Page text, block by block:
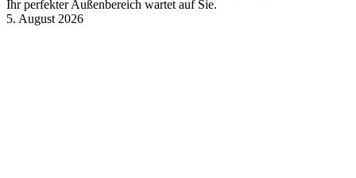
Ihr perfekter Außenbereich wartet auf Sie.
5. August 2026